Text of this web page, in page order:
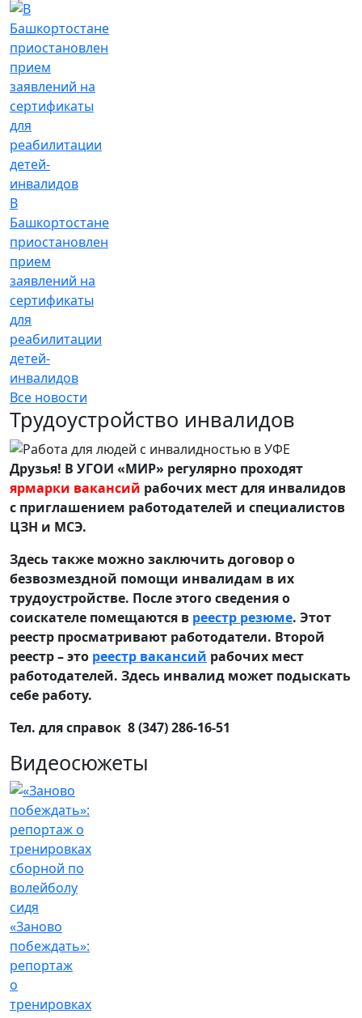
В
Башкортостане
приостановлен
прием
заявлений на
сертификаты
для
реабилитации
детей-
инвалидов
Все новости
Трудоустройство инвалидов
Друзья! В УГОИ «МИР» регулярно проходят
ярмарки вакансий рабочих мест для инвалидов
с приглашением работодателей и специалистов
ЦЗН и МСЭ.
Здесь также можно заключить договор о
безвозмездной помощи инвалидам в их
трудоустройстве. После этого сведения о
соискателе помещаются в реестр резюме. Этот
реестр просматривают работодатели. Второй
реестр – это реестр вакансий рабочих мест
работодателей. Здесь инвалид может подыскать
себе работу.
Тел. для справок 8 (347) 286-16-51
Видеосюжеты
«Заново
побеждать»:
репортаж
о
тренировках